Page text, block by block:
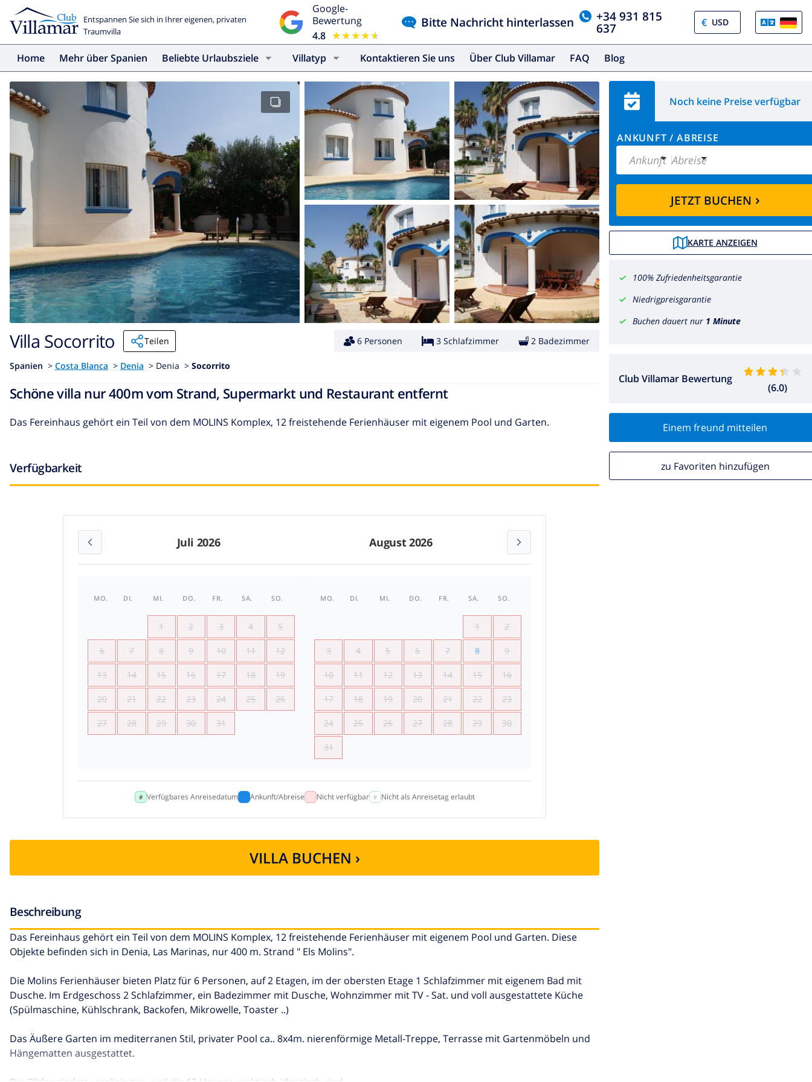
Entspannen Sie sich in Ihrer eigenen, privaten
Traumvilla
Google-
Bewertung
4.8 ★★★★★
★★★★★
Bitte Nachricht hinterlassen +34 931 815
637 €
Home Mehr über Spanien Beliebte Urlaubsziele Villatyp Kontaktieren Sie uns Über Club Villamar FAQ Blog
Noch keine Preise verfügbar
ANKUNFT / ABREISE
Ankunft Abreise
JETZT BUCHEN ›
KARTE ANZEIGEN
100% Zufriedenheitsgarantie
Niedrigpreisgarantie
Buchen dauert nur 1 Minute
Club Villamar Bewertung
(6.0)
Einem freund mitteilen
zu Favoriten hinzufügen
Villa Socorrito Teilen 6 Personen 3 Schlafzimmer 2 Badezimmer
Spanien > Costa Blanca > Denia > Denia > Socorrito
Schöne villa nur 400m vom Strand, Supermarkt und Restaurant entfernt
Das Fereinhaus gehört ein Teil von dem MOLINS Komplex, 12 freistehende Ferienhäuser mit eigenem Pool und Garten.
Verfügbarkeit
Juli 2026 August 2026
MO. DI. MI. DO. FR. SA. SO.
1 2 3 4 5
6 7 8 9 10 11 12
13 14 15 16 17 18 19
20 21 22 23 24 25 26
27 28 29 30 31
MO. DI. MI. DO. FR. SA. SO.
1 2
3 4 5 6 7 8 9
10 11 12 13 14 15 16
17 18 19 20 21 22 23
24 25 26 27 28 29 30
31
Verfügbares Anreisedatum Ankunft/Abreise Nicht verfügbar Nicht als Anreisetag erlaubt
VILLA BUCHEN ›
Beschreibung
Das Fereinhaus gehört ein Teil von dem MOLINS Komplex, 12 freistehende Ferienhäuser mit eigenem Pool und Garten. Diese
Objekte befinden sich in Denia, Las Marinas, nur 400 m. Strand " Els Molins".
Die Molins Ferienhäuser bieten Platz für 6 Personen, auf 2 Etagen, im der obersten Etage 1 Schlafzimmer mit eigenem Bad mit
Dusche. Im Erdgeschoss 2 Schlafzimmer, ein Badezimmer mit Dusche, Wohnzimmer mit TV - Sat. und voll ausgestattete Küche
(Spülmaschine, Kühlschrank, Backofen, Mikrowelle, Toaster ..)
Das Äußere Garten im mediterranen Stil, privater Pool ca.. 8x4m. nierenförmige Metall-Treppe, Terrasse mit Gartenmöbeln und
Hängematten ausgestattet.